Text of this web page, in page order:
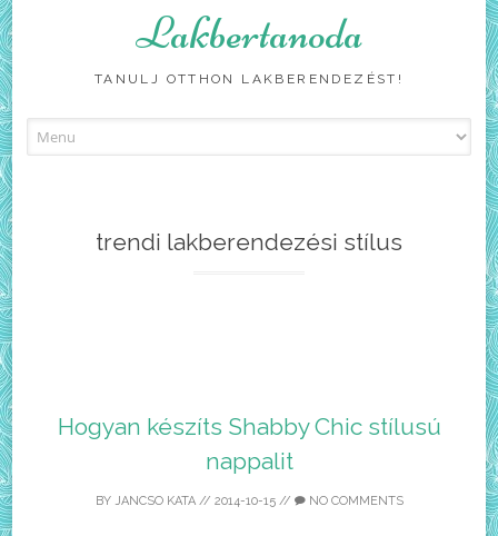
Lakbertanoda
TANULJ OTTHON LAKBERENDEZÉST!
to
trendi lakberendezési stílus
Hogyan készíts Shabby Chic stílusú
nappalit
BY JANCSO KATA// 2014-10-15// NO COMMENTS